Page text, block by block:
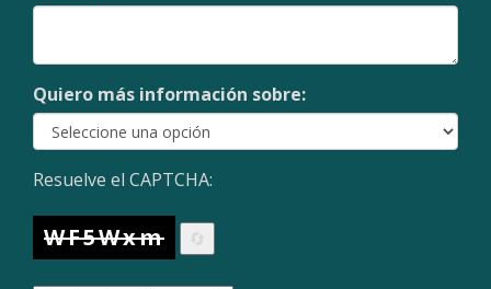
Quiero más información sobre:
Resuelve el CAPTCHA:
WF5Wxm